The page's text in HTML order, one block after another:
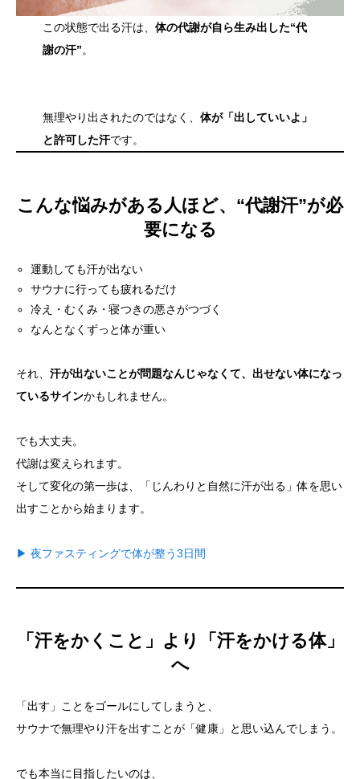
この状態で出る汗は、 体の代謝が自ら生み出した“代
謝の汗”。
無理やり出されたのではなく、 体が「出していいよ」
と許可した汗です。
こんな悩みがある人ほど、“代謝汗”が必
要になる
運動しても汗が出ない
サウナに行っても疲れるだけ
冷え・むくみ・寝つきの悪さがつづく
なんとなくずっと体が重い
それ、 汗が出ないことが問題なんじゃなくて、出せない体になっ
ているサインかもしれません。
でも大丈夫。
代謝は変えられます。
そして変化の第一歩は、「じんわりと自然に汗が出る」体を思い
出すことから始まります。
▶ 夜ファスティングで体が整う3日間
「汗をかくこと」より「汗をかける体」
へ
「出す」ことをゴールにしてしまうと、
サウナで無理やり汗を出すことが「健康」と思い込んでしまう。
でも本当に目指したいのは、